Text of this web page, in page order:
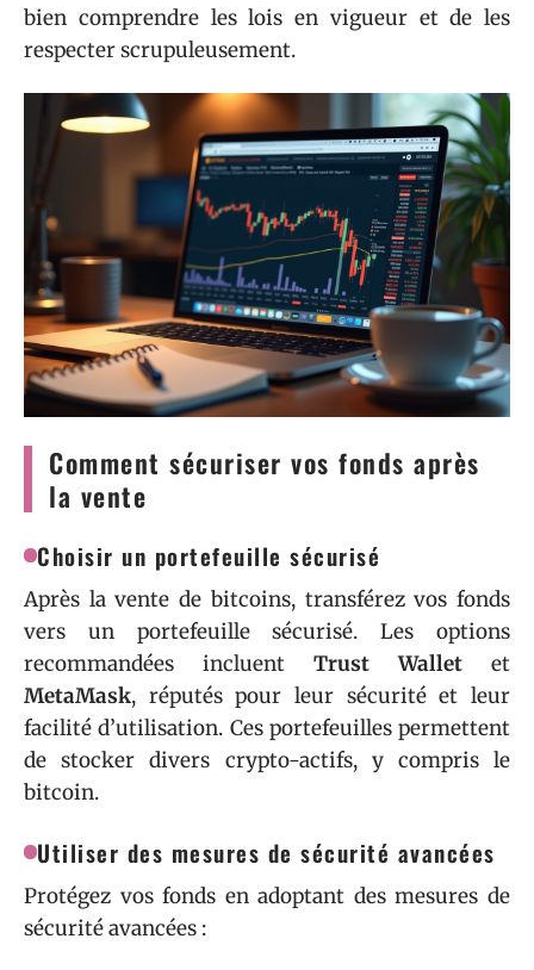
bien comprendre les lois en vigueur et de les
respecter scrupuleusement.
Comment sécuriser vos fonds après
la vente
Choisir un portefeuille sécurisé
Après la vente de bitcoins, transférez vos fonds
vers un portefeuille sécurisé. Les options
recommandées incluent Trust Wallet et
MetaMask, réputés pour leur sécurité et leur
facilité d’utilisation. Ces portefeuilles permettent
de stocker divers crypto-actifs, y compris le
bitcoin.
Utiliser des mesures de sécurité avancées
Protégez vos fonds en adoptant des mesures de
sécurité avancées :